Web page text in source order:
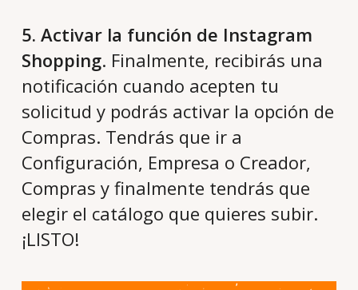
5. Activar la función de Instagram
Shopping. Finalmente, recibirás una
notificación cuando acepten tu
solicitud y podrás activar la opción de
Compras. Tendrás que ir a
Configuración, Empresa o Creador,
Compras y finalmente tendrás que
elegir el catálogo que quieres subir.
¡LISTO!